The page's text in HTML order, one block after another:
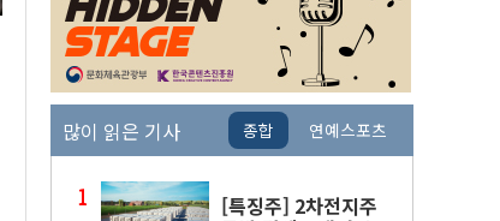
많이 읽은 기사 종합 연예스포츠
[특징주] 2차전지주